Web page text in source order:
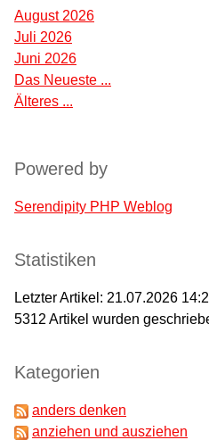
August 2026
Juli 2026
Juni 2026
Das Neueste ...
Älteres ...
Powered by
Serendipity PHP Weblog
Statistiken
Letzter Artikel: 21.07.2026
5312 Artikel wurden
Kategorien
anders denken
anziehen und ausziehen